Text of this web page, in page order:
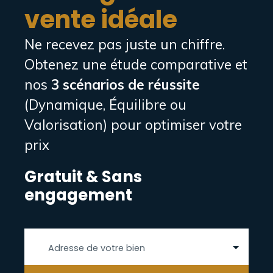
étude de votre dossier de location.
vente idéale
Ne recevez pas juste un chiffre.
Obtenez une étude comparative et
nos 3 scénarios de réussite
(Dynamique, Équilibre ou
Valorisation) pour optimiser votre
prix
Gratuit & Sans
engagement
Adresse de votre bien